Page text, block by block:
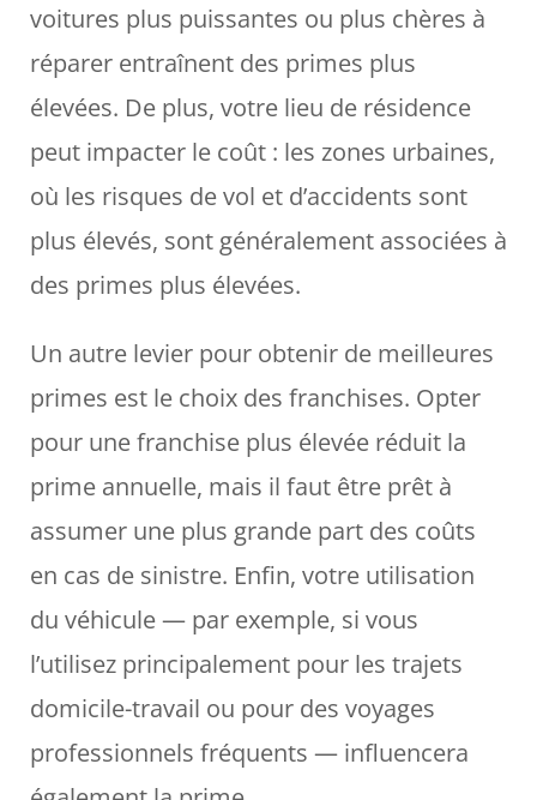
voitures plus puissantes ou plus chères à
réparer entraînent des primes plus
élevées. De plus, votre lieu de résidence
peut impacter le coût : les zones urbaines,
où les risques de vol et d’accidents sont
plus élevés, sont généralement associées à
des primes plus élevées.
Un autre levier pour obtenir de meilleures
primes est le choix des franchises. Opter
pour une franchise plus élevée réduit la
prime annuelle, mais il faut être prêt à
assumer une plus grande part des coûts
en cas de sinistre. Enfin, votre utilisation
du véhicule — par exemple, si vous
l’utilisez principalement pour les trajets
domicile-travail ou pour des voyages
professionnels fréquents — influencera